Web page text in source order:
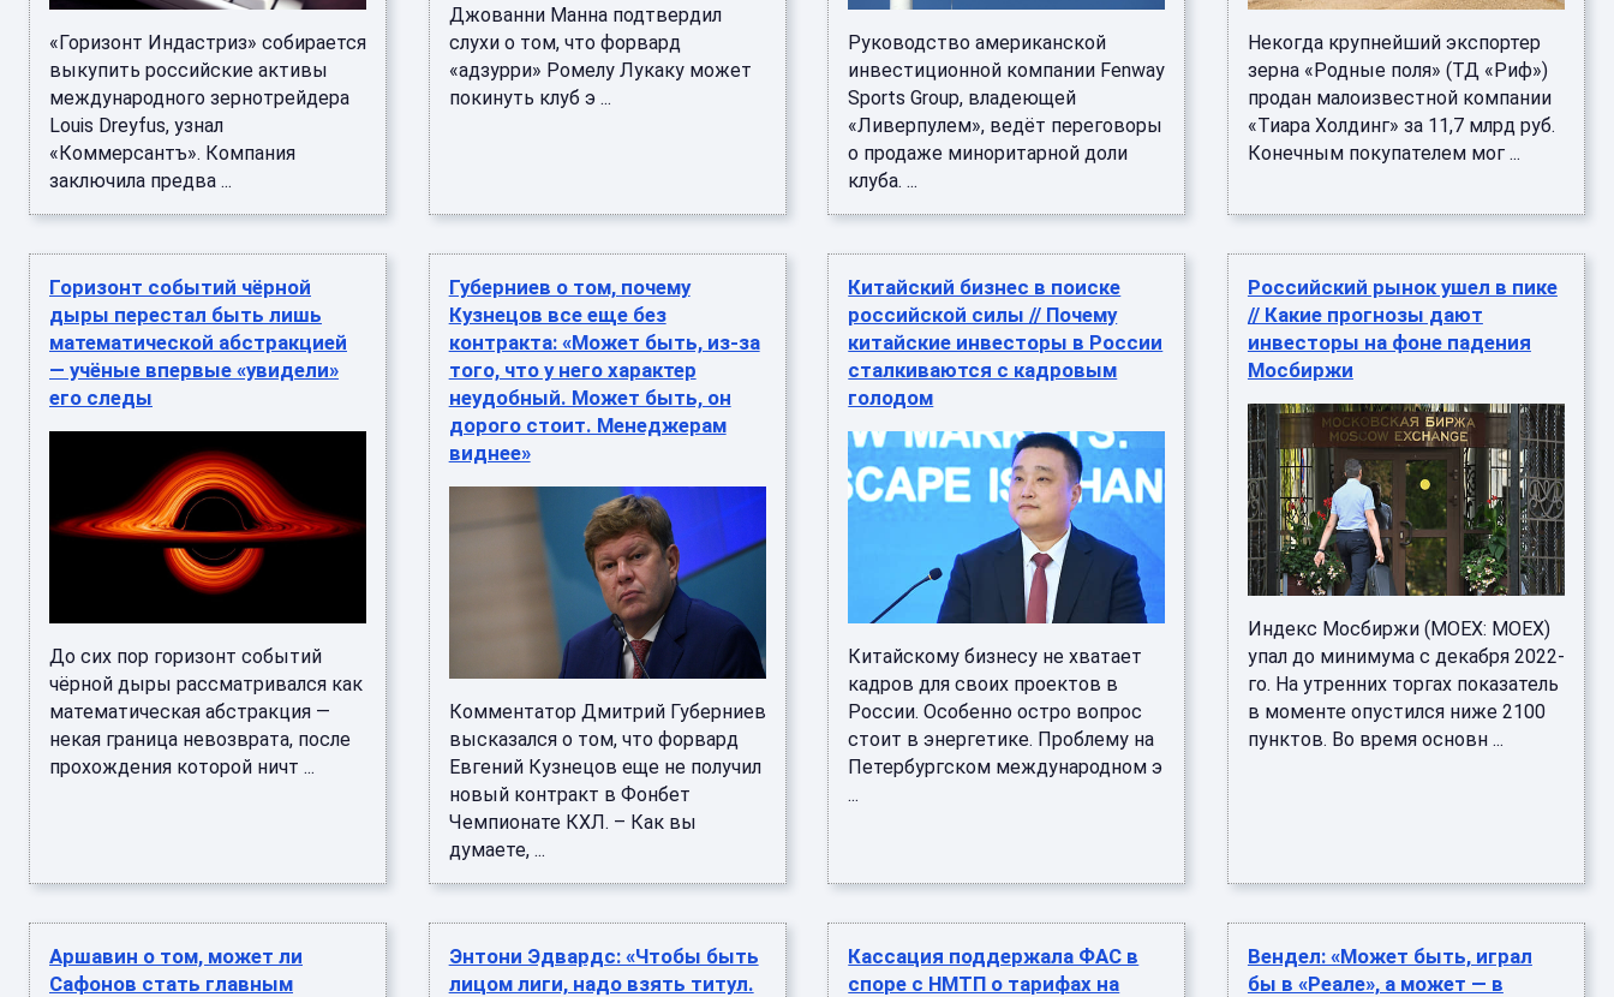
«Горизонт Индастриз» собирается
выкупить российские активы
международного зернотрейдера
Louis Dreyfus, узнал
«Коммерсантъ». Компания
заключила предва ...
Джованни Манна подтвердил
слухи о том, что форвард
«адзурри» Ромелу Лукаку может
покинуть клуб э ...
Руководство американской
инвестиционной компании Fenway
Sports Group, владеющей
«Ливерпулем», ведёт переговоры
о продаже миноритарной доли
клуба. ...
Некогда крупнейший экспортер
зерна «Родные поля» (ТД «Риф»)
продан малоизвестной компании
«Тиара Холдинг» за 11,7 млрд руб.
Конечным покупателем мог ...
Горизонт событий чёрной
дыры перестал быть лишь
математической абстракцией
— учёные впервые «увидели»
его следы
До сих пор горизонт событий
чёрной дыры рассматривался как
математическая абстракция —
некая граница невозврата, после
прохождения которой ничт ...
Губерниев о том, почему
Кузнецов все еще без
контракта: «Может быть, из-за
того, что у него характер
неудобный. Может быть, он
дорого стоит. Менеджерам
виднее»
Комментатор Дмитрий Губерниев
высказался о том, что форвард
Евгений Кузнецов еще не получил
новый контракт в Фонбет
Чемпионате КХЛ. – Как вы
думаете, ...
Китайский бизнес в поиске
российской силы // Почему
китайские инвесторы в России
сталкиваются с кадровым
голодом
Китайскому бизнесу не хватает
кадров для своих проектов в
России. Особенно остро вопрос
стоит в энергетике. Проблему на
Петербургском международном э
...
Российский рынок ушел в пике
// Какие прогнозы дают
инвесторы на фоне падения
Мосбиржи
Индекс Мосбиржи (MOEX: MOEX)
упал до минимума с декабря 2022-
го. На утренних торгах показатель
в моменте опустился ниже 2100
пунктов. Во время основн ...
Аршавин о том, может ли
Сафонов стать главным
Энтони Эдвардс: «Чтобы быть
лицом лиги, надо взять титул.
Кассация поддержала ФАС в
споре с НМТП о тарифах на
Вендел: «Может быть, играл
бы в «Реале», а может — в